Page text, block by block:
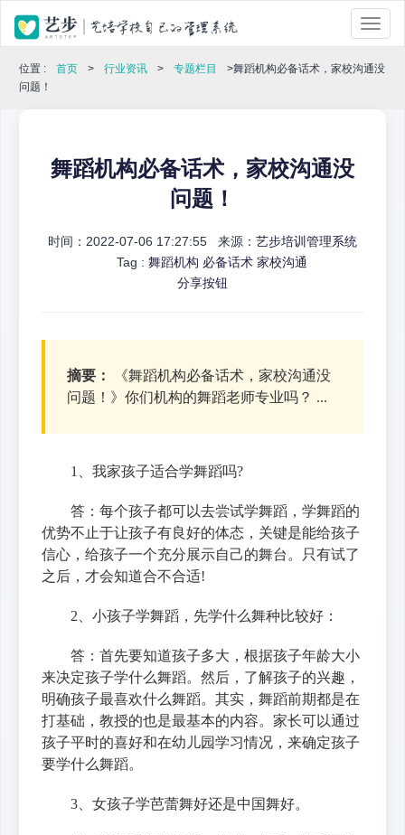
位置 : 首页 > 行业资讯 > 专题栏目
>舞蹈机构必备话术，家校沟通没
问题！
舞蹈机构必备话术，家校沟通没
问题！
时间：2022-07-06 17:27:55 来源： 艺步培训管理系统
Tag : 舞蹈机构 必备话术 家校沟通
分享按钮
摘要：
《舞蹈机构必备话术，家校沟通没
问题！》你们机构的舞蹈老师专业吗？ ...
1、我家孩子适合学舞蹈吗?
答：每个孩子都可以去尝试学舞蹈，学舞蹈的
优势不止于让孩子有良好的体态，关键是能给孩子
信心，给孩子一个充分展示自己的舞台。只有试了
之后，才会知道合不合适!
2、小孩子学舞蹈，先学什么舞种比较好：
答：首先要知道孩子多大，根据孩子年龄大小
来决定孩子学什么舞蹈。然后，了解孩子的兴趣，
明确孩子最喜欢什么舞蹈。其实，舞蹈前期都是在
打基础，教授的也是最基本的内容。家长可以通过
孩子平时的喜好和在幼儿园学习情况，来确定孩子
要学什么舞蹈。
3、女孩子学芭蕾舞好还是中国舞好。